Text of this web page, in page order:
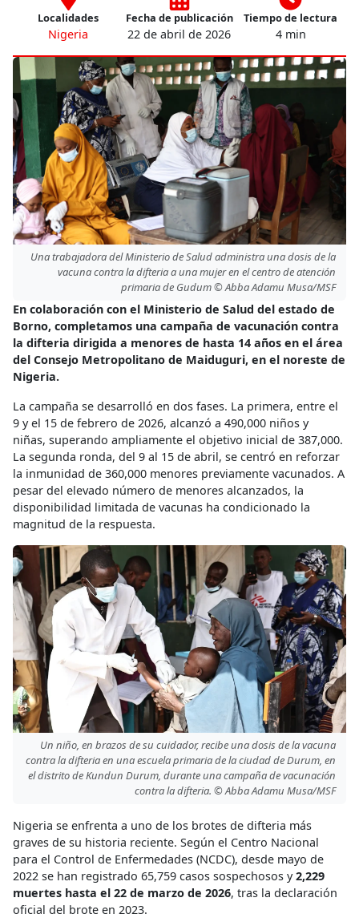
Localidades
Nigeria
Fecha de publicación
22 de abril de 2026
Tiempo de lectura
4 min
Una trabajadora del Ministerio de Salud administra una dosis de la
vacuna contra la difteria a una mujer en el centro de atención
primaria de Gudum © Abba Adamu Musa/MSF
En colaboración con el Ministerio de Salud del estado de
Borno, completamos una campaña de vacunación contra
la difteria dirigida a menores de hasta 14 años en el área
del Consejo Metropolitano de Maiduguri, en el noreste de
Nigeria.
La campaña se desarrolló en dos fases. La primera, entre el
9 y el 15 de febrero de 2026, alcanzó a 490,000 niños y
niñas, superando ampliamente el objetivo inicial de 387,000.
La segunda ronda, del 9 al 15 de abril, se centró en reforzar
la inmunidad de 360,000 menores previamente vacunados. A
pesar del elevado número de menores alcanzados, la
disponibilidad limitada de vacunas ha condicionado la
magnitud de la respuesta.
Un niño, en brazos de su cuidador, recibe una dosis de la vacuna
contra la difteria en una escuela primaria de la ciudad de Durum, en
el distrito de Kundun Durum, durante una campaña de vacunación
contra la difteria. © Abba Adamu Musa/MSF
Nigeria se enfrenta a uno de los brotes de difteria más
graves de su historia reciente. Según el Centro Nacional
para el Control de Enfermedades (NCDC), desde mayo de
2022 se han registrado 65,759 casos sospechosos y2,229
muertes hasta el 22 de marzo de 2026, tras la declaración
oficial del brote en 2023.